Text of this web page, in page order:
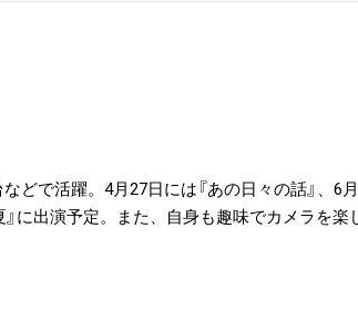
どで活躍。4月27日には『あの日々の話』、6
に出演予定。また、自身も趣味でカメラを楽